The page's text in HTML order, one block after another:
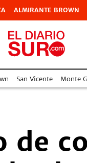
ALMIRANTE BROWN
San Vicente Monte
de